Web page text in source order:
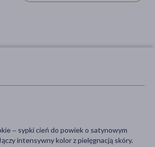
– sypki cień do powiek o satynowym
intensywny kolor z pielęgnacją skóry.